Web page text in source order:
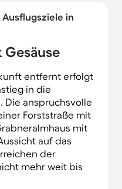
in
Gesäuse
entfernt erfolgt
in die
Die anspruchsvolle
Forststraße mit
mit
auf das
der
mehr weit bis